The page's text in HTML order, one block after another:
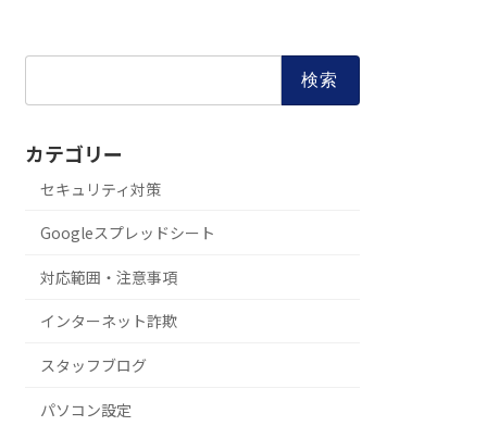
カテゴリー
セキュリティ対策
Googleスプレッドシート
対応範囲・注意事項
インターネット詐欺
スタッフブログ
パソコン設定